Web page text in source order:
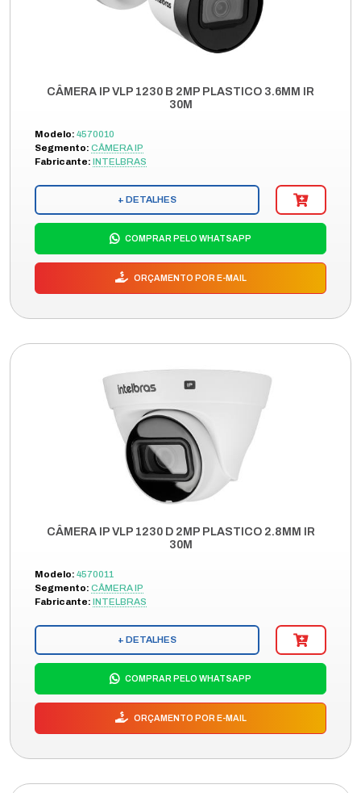
CÂMERA IP VLP 1230 B 2MP PLASTICO 3.6MM IR
30M
Modelo: 4570010
Segmento: CÂMERA IP
Fabricante: INTELBRAS
+ DETALHES
COMPRAR PELO WHATSAPP
ORÇAMENTO POR E-MAIL
CÂMERA IP VLP 1230 D 2MP PLASTICO 2.8MM IR
30M
Modelo: 4570011
Segmento: CÂMERA IP
Fabricante: INTELBRAS
+ DETALHES
COMPRAR PELO WHATSAPP
ORÇAMENTO POR E-MAIL